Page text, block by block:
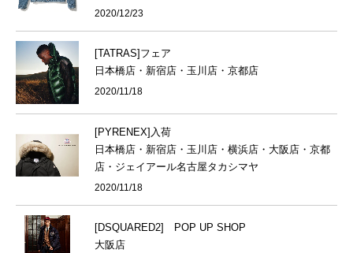
2020/12/23
[TATRAS]フェア
日本橋店・新宿店・玉川店・京都店
2020/11/18
[PYRENEX]入荷
日本橋店・新宿店・玉川店・横浜店・大阪店・京都
店・ジェイアール名古屋タカシマヤ
2020/11/18
[DSQUARED2] POP UP SHOP
大阪店